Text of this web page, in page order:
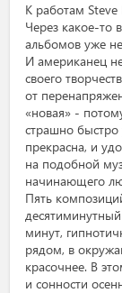
К работам Steve
Через какое-
альбомов уже
И американец
своего
от
«новая» -
страшно быстро
прекрасна, и
на подобной
начинающего
Пять
минут,
рядом, в
красочнее. В
и сонности